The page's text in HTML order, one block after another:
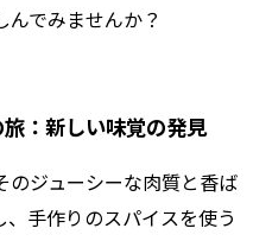
んでみませんか？
：新しい味覚の発見
のジューシーな肉質と香ば
手作りのスパイスを使う